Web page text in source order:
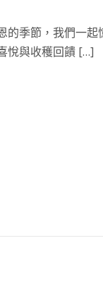
的季節，我們一
悅與收穫回饋 […]